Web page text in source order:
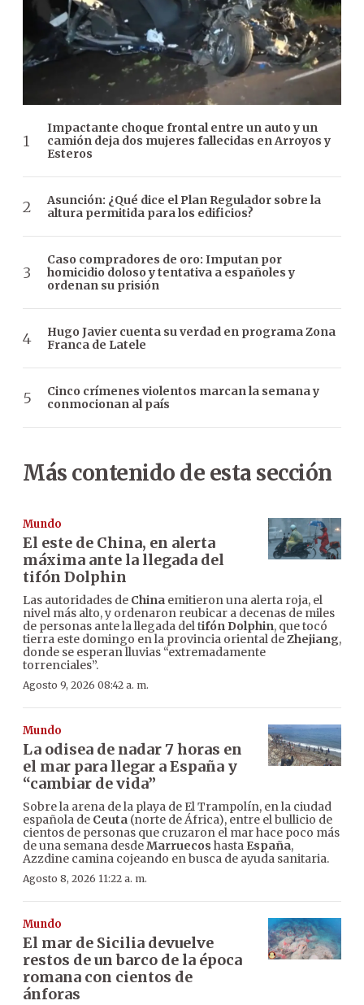
Impactante choque frontal entre un auto y un
camión deja dos mujeres fallecidas en Arroyos y
Esteros
Asunción: ¿Qué dice el Plan Regulador sobre la
altura permitida para los edificios?
Caso compradores de oro: Imputan por
homicidio doloso y tentativa a españoles y
ordenan su prisión
Hugo Javier cuenta su verdad en programa Zona
Franca de Latele
Cinco crímenes violentos marcan la semana y
conmocionan al país
Más contenido de esta sección
Mundo
El este de China, en alerta
máxima ante la llegada del
tifón Dolphin
Las autoridades de China emitieron una alerta roja, el
nivel más alto, y ordenaron reubicar a decenas de miles
de personas ante la llegada del tifón Dolphin, que tocó
tierra este domingo en la provincia oriental deZhejiang,
donde se esperan lluvias “extremadamente
torrenciales”.
Agosto 9, 2026 08:42 a. m.
Mundo
La odisea de nadar 7 horas en
el mar para llegar a España y
“cambiar de vida”
Sobre la arena de la playa de El Trampolín, en la ciudad
española de Ceuta (norte de África), entre el bullicio de
cientos de personas que cruzaron el mar hace poco más
de una semana desdeMarruecos hasta España,
Azzdine camina cojeando en busca de ayuda sanitaria.
Agosto 8, 2026 11:22 a. m.
Mundo
El mar de Sicilia devuelve
restos de un barco de la época
romana con cientos de
ánforas